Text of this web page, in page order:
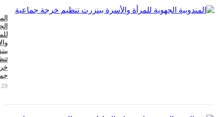
29 يوليو 2026